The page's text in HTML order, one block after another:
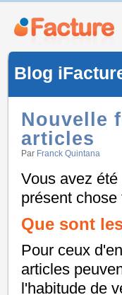
Blog
Nouvelle
articles
Par Franck Quintana
Vous avez
présent
Que sont
Pour ceux
articles
l'habitude de